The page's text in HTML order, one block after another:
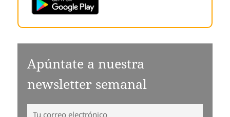
Apúntate a nuestra
newsletter semanal